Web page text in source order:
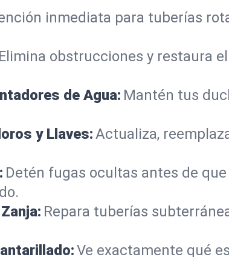
inmediata para tuberías
Elimina obstrucciones y restaura
de Agua: Mantén tus
y Llaves:Actualiza,
Detén fugas ocultas antes de
Repara tuberías
Ve exactamente qué